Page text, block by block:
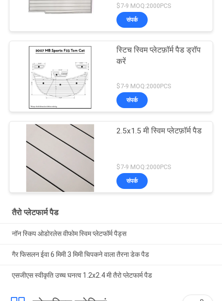
$7-9 MOQ:2000PCS
संपर्क
स्टिच स्विम प्लेटफ़ॉर्म पैड ड्रॉप
करें
$7-9 MOQ:2000PCS
संपर्क
2.5x1.5 मी स्विम प्लेटफ़ॉर्म पैड
$7-9 MOQ:2000PCS
संपर्क
तैरो प्लेटफार्म पैड
नॉन स्किप ओडोरलेस वीफोम स्विम प्लेटफॉर्म पैड्स
गैर फिसलन ईवा 6 मिमी 3 मिमी चिपकने वाला तैरना डेक पैड
एसजीएस स्वीकृति उच्च घनत्व 1.2x2.4 मी तैरो प्लेटफार्म पैड